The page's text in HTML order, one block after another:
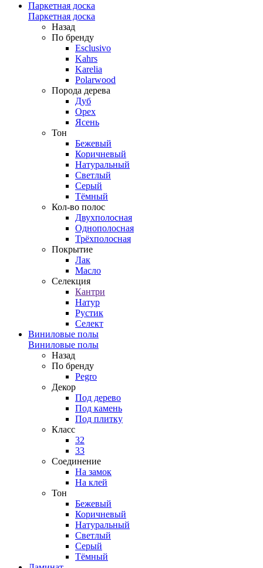
Паркетная доска
Паркетная доска
Назад
По бренду
Esclusivo
Kahrs
Karelia
Polarwood
Порода дерева
Дуб
Орех
Ясень
Тон
Бежевый
Коричневый
Натуральный
Светлый
Серый
Тёмный
Кол-во полос
Двухполосная
Однополосная
Трёхполосная
Покрытие
Лак
Масло
Селекция
Кантри
Натур
Рустик
Селект
Виниловые полы
Виниловые полы
Назад
По бренду
Pegro
Декор
Под дерево
Под камень
Под плитку
Класс
32
33
Соединение
На замок
На клей
Тон
Бежевый
Коричневый
Натуральный
Светлый
Серый
Тёмный